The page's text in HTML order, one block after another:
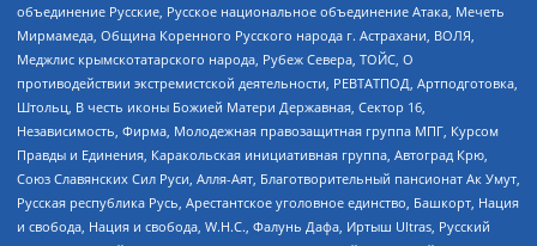
объединение Русские, Русское национальное объединение Атака, Мечеть
Мирмамеда, Община Коренного Русского народа г. Астрахани, ВОЛЯ,
Меджлис крымскотатарского народа, Рубеж Севера, ТОЙС, О
противодействии экстремистской деятельности, РЕВТАТПОД, Артподготовка,
Штольц, В честь иконы Божией Матери Державная, Сектор 16,
Независимость, Фирма, Молодежная правозащитная группа МПГ, Курсом
Правды и Единения, Каракольская инициативная группа, Автоград Крю,
Союз Славянских Сил Руси, Алля-Аят, Благотворительный пансионат Ак Умут,
Русская республика Русь, Арестантское уголовное единство, Башкорт, Нация
и свобода, Нация и свобода, W.H.С., Фалунь Дафа, Иртыш Ultras, Русский